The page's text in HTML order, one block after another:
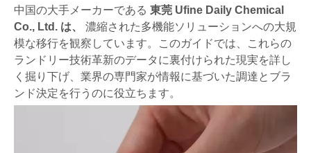
中国の大手メーカーである 東莞 Ufine Daily Chemical
Co., Ltd. は、
濃縮された多機能ソリューションへの大規
模な移行を観察しています。このガイドでは、これらの
ランドリー技術革新のデータに裏付けられた現実を詳し
く掘り下げ、業界の専門家が情報に基づいた調達とブラ
ンド決定を行うのに役立ちます。